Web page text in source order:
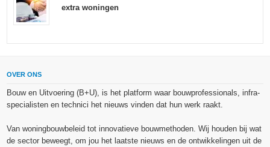
extra woningen
OVER ONS
Bouw en Uitvoering (B+U), is het platform waar bouwprofessionals, infra-
specialisten en technici het nieuws vinden dat hun werk raakt.
Van woningbouwbeleid tot innovatieve bouwmethoden. Wij houden bij wat
de sector beweegt, om jou het laatste nieuws en de ontwikkelingen uit de